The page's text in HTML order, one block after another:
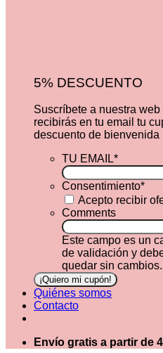
5% DESCUENTO
Suscríbete a nuestra web
recibirás en tu email tu
descuento de bienvenida
TU EMAIL*
Consentimiento*
Acepto recibir
Comments
Este campo es un
de validación y
quedar sin cambios.
Quiénes somos
Contacto
Envío gratis a partir de